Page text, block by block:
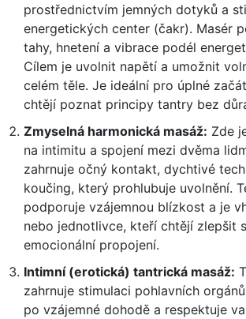
prostřednictvím jemných dotyků a
energetických center (čakr). Masér
tahy, hnetení a vibrace podél
Cílem je uvolnit napětí a umožnit
celém těle. Je ideální pro úplné
chtějí poznat principy tantry bez
Zmyselná harmonická masáž: Zde
na intimitu a spojení mezi dvěma
zahrnuje očný kontakt, dychtivé
koučing, který prohlubuje uvolnění.
podporuje vzájemnou blízkost a je
nebo jednotlivce, kteří chtějí zlepšit
emocionální propojení.
Intimní (erotická) tantrická masáž:
zahrnuje stimulaci pohlavních
po vzájemné dohodě a respektuje